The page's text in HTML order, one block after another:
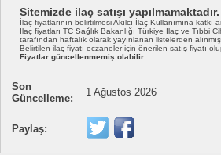
Sitemizde ilaç satışı yapılmamaktadır.
İlaç fiyatlarının belirtilmesi Akılcı İlaç Kullanımına katkı
İlaç fiyatları TC Sağlık Bakanlığı Türkiye İlaç ve Tıbbi
tarafından haftalık olarak yayınlanan listelerden
Belirtilen ilaç fiyatı eczaneler için önerilen satış fiyatı
Fiyatlar güncellenmemiş olabilir.
Son
Güncelleme:
1 Ağustos 2026
Paylaş: